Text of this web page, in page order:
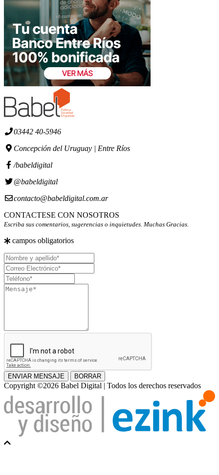
03442 40-5946
Concepción del Uruguay | Entre Ríos
/babeldigital
@babeldigital
contacto@babeldigital.com.ar
CONTACTESE CON NOSOTROS
Escriba sus comentarios, sugerencias o inquietudes. Muchas Gracias.
campos obligatorios
Nombre
y
apellido
Correo
Electrónico
Teléfono
Mensaje
ENVIAR MENSAJE BORRAR
Copyright ©2026 Babel Digital | Todos los derechos reservados